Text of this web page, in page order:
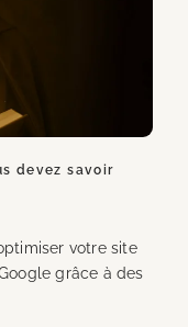
devez savoir
votre site
grâce à des